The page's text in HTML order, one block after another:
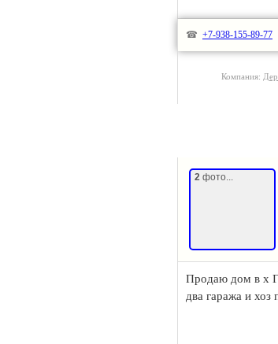
☎ +7-938-155-89-77
Компания:
2 фото...
Продаю дом в х
два гаража и